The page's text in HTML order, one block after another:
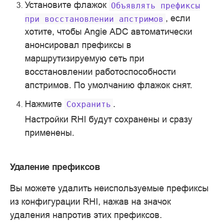
Установите флажок Объявлять
префиксы
при
восстановлении апстримов , если
хотите, чтобы Angie ADC автоматически
анонсировал префиксы в
маршрутизируемую сеть при
восстановлении работоспособности
апстримов. По умолчанию флажок снят.
Нажмите Сохранить .
Настройки RHI будут сохранены и сразу
применены.
Удаление префиксов
Вы можете удалить неиспользуемые префиксы
из конфигурации RHI, нажав на значок
удаления напротив этих префиксов.